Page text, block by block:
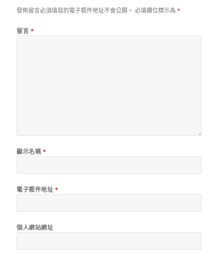
發佈留言必須填寫的電子郵件地址不會公開。 必填欄位標示為*
留言 *
顯示名稱 *
電子郵件地址 *
個人網站網址